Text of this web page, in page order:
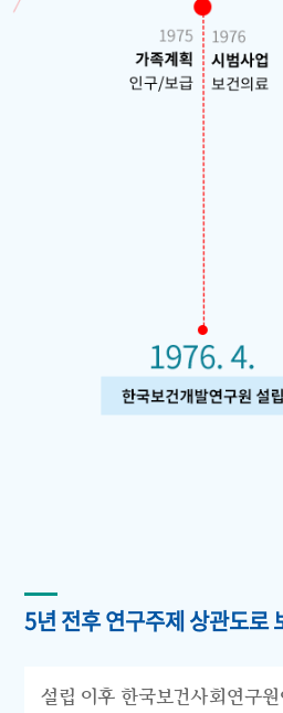
5년 전후 연구주제 상관도로
설립 이후 한국보건사회연구